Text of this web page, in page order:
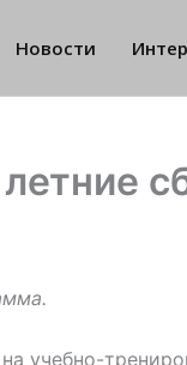
Новости
учебно-